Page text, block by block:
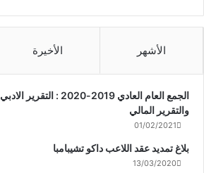
الأشهر الأخيرة
الجمع العام العادي 2019-2020 : التقرير الادبي
والتقرير المالي
01/02/2021
بلاغ تمديد عقد اللاعب داكو تشيبامبا
13/03/2020